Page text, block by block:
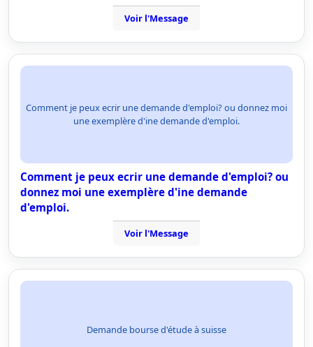
Voir l'Message
Comment je peux ecrir une demande d'emploi? ou donnez moi
une exemplère d'ine demande d'emploi.
Comment je peux ecrir une demande d'emploi? ou
donnez moi une exemplère d'ine demande
d'emploi.
Voir l'Message
Demande bourse d'étude à suisse